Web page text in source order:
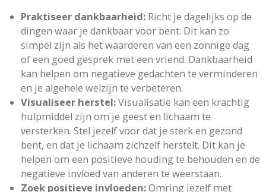
Praktiseer dankbaarheid:Richt je dagelijks op de
dingen waar je dankbaar voor bent. Dit kan zo
simpel zijn als het waarderen van een zonnige dag
of een goed gesprek met een vriend. Dankbaarheid
kan helpen om negatieve gedachten te verminderen
en je algehele welzijn te verbeteren.
Visualiseer herstel:Visualisatie kan een krachtig
hulpmiddel zijn om je geest en lichaam te
versterken. Stel jezelf voor dat je sterk en gezond
bent, en dat je lichaam zichzelf herstelt. Dit kan je
helpen om een positieve houding te behouden en de
negatieve invloed van anderen te weerstaan.
Zoek positieve invloeden:Omring jezelf met